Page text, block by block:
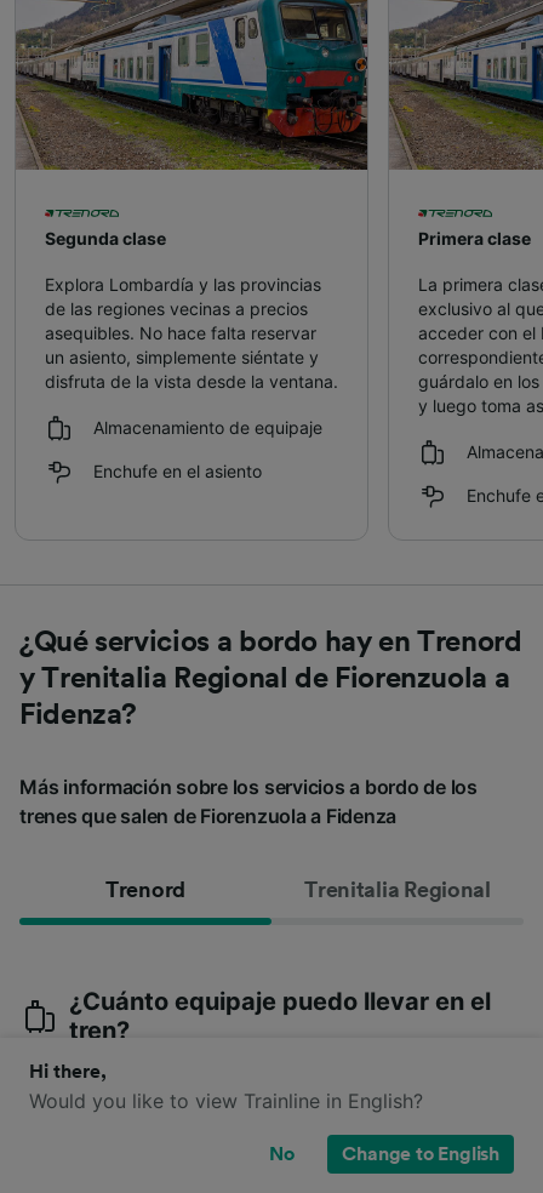
Segunda clase
Explora Lombardía y las provincias
de las regiones vecinas a precios
asequibles. No hace falta reservar
un asiento, simplemente siéntate y
disfruta de la vista desde la ventana.
Almacenamiento de equipaje
Enchufe en el asiento
Primera clase
La primera
exclusivo al
acceder con el
guárdalo en
y luego toma
Enchufe
¿Qué servicios a bordo hay en Trenord
y Trenitalia Regional de Fiorenzuola a
Fidenza?
Más información sobre los servicios a bordo de los
trenes que salen de Fiorenzuola a Fidenza
Trenord Trenitalia Regional
¿Cuánto equipaje puedo llevar en el
tren?
Cada pasajero puede llevar piezas de equipaje
superen el tamaño de 80x110x40 cm , siempre que no
en los espacios habilitados en el
Hi there,
Would you like to view Trainline in English?
No Change to English